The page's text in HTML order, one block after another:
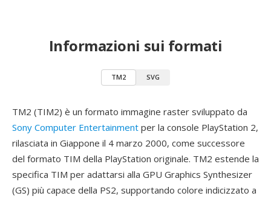
Informazioni sui formati
TM2 SVG
TM2 (TIM2) è un formato immagine raster sviluppato da
Sony Computer Entertainment per la console PlayStation 2,
rilasciata in Giappone il 4 marzo 2000, come successore
del formato TIM della PlayStation originale. TM2 estende la
specifica TIM per adattarsi alla GPU Graphics Synthesizer
(GS) più capace della PS2, supportando colore indicizzato a